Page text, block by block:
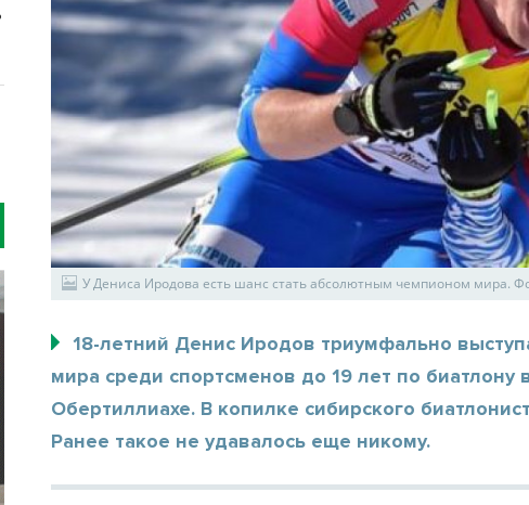
У Дениса Иродова есть шанс стать абсолютным чемпионом мира.
18-летний Денис Иродов триумфально
мира среди спортсменов до 19 лет по биатлону
Обертиллиахе. В копилке сибирского
Ранее такое не удавалось еще никому.